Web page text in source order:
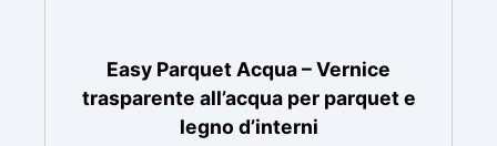
Easy Parquet Acqua – Vernice
trasparente all’acqua per parquet e
legno d’interni